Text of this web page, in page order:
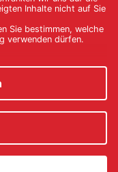
der
Recht auf
übrigen Bestimmungen
Bestimmung tritt
der unwirksamen